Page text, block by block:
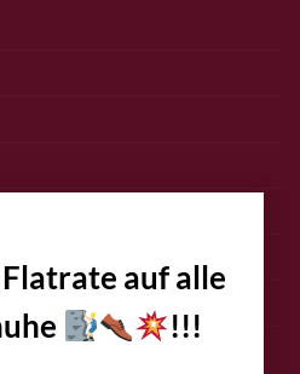
auf alle
!!!